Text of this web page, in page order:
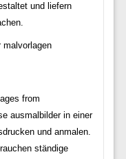
und liefern
from
ausmalbilder in einer
und anmalen.
ständige